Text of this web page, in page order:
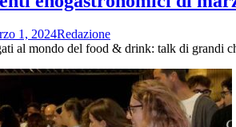
1, 2024Redazione
al mondo del food & drink: talk di grandi